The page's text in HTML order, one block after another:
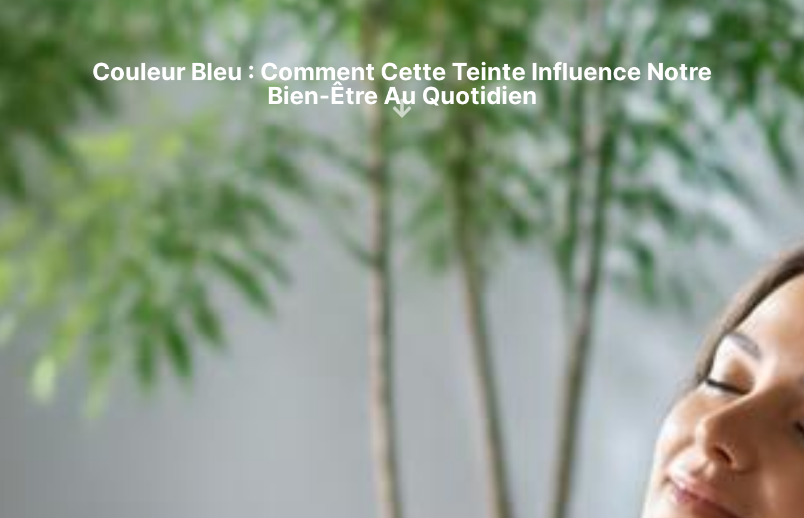
Couleur Bleu : Comment Cette Teinte Influence Notre
Bien-Être Au Quotidien